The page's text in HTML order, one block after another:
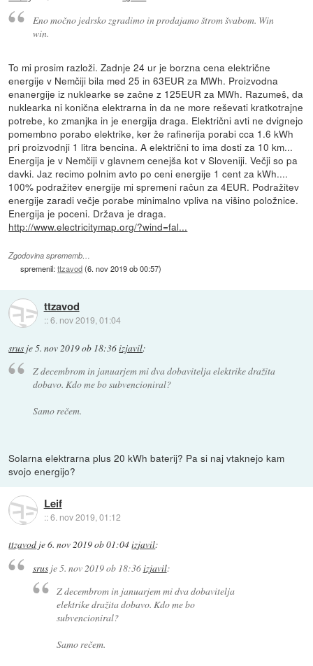
Eno močno jedrsko zgradimo in prodajamo štrom švabom. Win
win.
To mi prosim razloži. Zadnje 24 ur je borzna cena električne
energije v Nemčiji bila med 25 in 63EUR za MWh. Proizvodna
enanergije iz nuklearke se začne z 125EUR za MWh. Razumeš, da
nuklearka ni konična elektrarna in da ne more reševati kratkotrajne
potrebe, ko zmanjka in je energija draga. Električni avti ne dvignejo
pomembno porabo elektrike, ker že rafinerija porabi cca 1.6 kWh
pri proizvodnji 1 litra bencina. A električni to ima dosti za 10 km...
Energija je v Nemčiji v glavnem cenejša kot v Sloveniji. Večji so pa
davki. Jaz recimo polnim avto po ceni energije 1 cent za kWh....
100% podražitev energije mi spremeni račun za 4EUR. Podražitev
energije zaradi večje porabe minimalno vpliva na višino položnice.
Energija je poceni. Država je draga.
http://www.electricitymap.org/?wind=fal...
Zgodovina sprememb…
spremenil:ttzavod(6. nov 2019 ob 00:57)
ttzavod
::6. nov 2019, 01:04
srus je5. nov 2019 ob 18:36izjavil:
Z decembrom in januarjem mi dva dobavitelja elektrike dražita
dobavo. Kdo me bo subvencioniral?
Samo rečem.
Solarna elektrarna plus 20 kWh baterij? Pa si naj vtaknejo kam
svojo energijo?
Leif
::6. nov 2019, 01:12
ttzavod je6. nov 2019 ob 01:04izjavil:
srusje5. nov 2019 ob 18:36izjavil:
Z decembrom in januarjem mi dva dobavitelja
elektrike dražita dobavo. Kdo me bo
subvencioniral?
Samo rečem.